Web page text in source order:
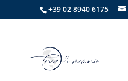
+39 02 8940 6175